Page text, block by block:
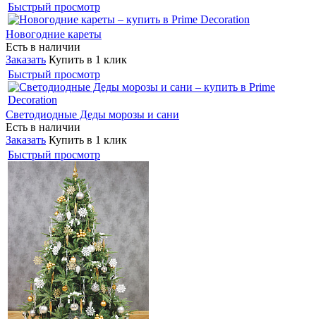
Быстрый просмотр
Новогодние кареты
Есть в наличии
Заказать Купить в 1 клик
Быстрый просмотр
Светодиодные Деды морозы и сани
Есть в наличии
Заказать Купить в 1 клик
Быстрый просмотр